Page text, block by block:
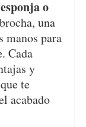
o
una
manos para
Cada
y
te
acabado